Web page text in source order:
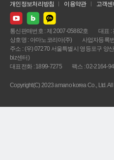
개인정보처리방침 이용약관 고객센
통신판매번호 : 제 2007-05882호
대표 :
상호명 : 아마노코리아(주)
사업자등록
주소 : (우) 07270 서울특별시 영등포구 양
biz센터)
대표전화 : 1899-7275
팩스 : 02-2164-
Copyright(C) 2023 amano korea Co., Ltd.